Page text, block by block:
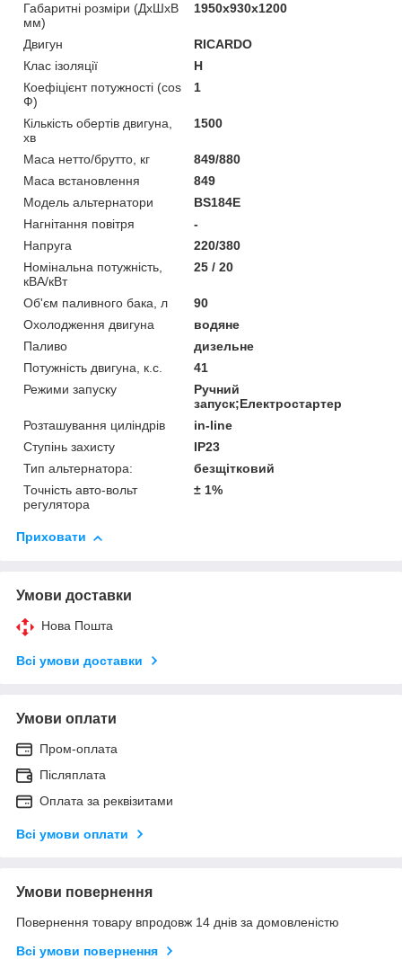
Габаритні розміри (ДхШхВ
мм)
1950х930х1200
Двигун
RICARDO
Клас ізоляції
H
Коефіцієнт потужності (cos
Ф)
1
Кількість обертів двигуна,
хв
1500
Маса нетто/брутто, кг
849/880
Маса встановлення
849
Модель альтернатори
BS184E
Нагнітання повітря
-
Напруга
220/380
Номінальна потужність,
кВA/кВт
25 / 20
Об'єм паливного бака, л
90
Охолодження двигуна
водяне
Паливо
дизельне
Потужність двигуна, к.с.
41
Режими запуску
Ручний
запуск;Електростартер
Розташування циліндрів
in-line
Ступінь захисту
IP23
Тип альтернатора:
безщітковий
Точність авто-вольт
регулятора
± 1%
Приховати
Умови доставки
Нова Пошта
Всі умови доставки
Умови оплати
Пром-оплата
Післяплата
Оплата за реквізитами
Всі умови оплати
Умови повернення
Повернення товару впродовж 14 днів за домовленістю
Всі умови повернення